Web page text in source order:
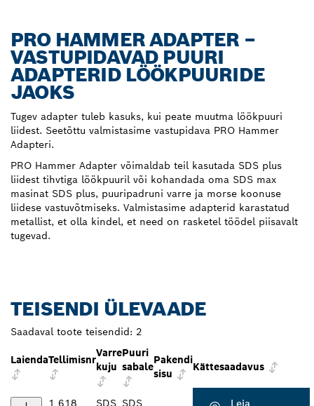
PRO HAMMER ADAPTER –
VASTUPIDAVAD PUURI
ADAPTERID LÖÖKPUURIDE
JAOKS
Tugev adapter tuleb kasuks, kui peate muutma löökpuuri
liidest. Seetõttu valmistasime vastupidava PRO Hammer
Adapteri.
PRO Hammer Adapter võimaldab teil kasutada SDS plus
liidest tihvtiga löökpuuril või kohandada oma SDS max
masinat SDS plus, puuripadruni varre ja morse koonuse
liidese vastuvõtmiseks. Valmistasime adapterid karastatud
metallist, et olla kindel, et need on rasketel töödel piisavalt
tugevad.
TEISENDI ÜLEVAADE
Saadaval toote teisendid: 2
LaiendaTellimisnr
Varre
kuju
Puuri
sabale
Pakendi
sisu
Kättesaadavus
1 618
SDS SDS
Leia